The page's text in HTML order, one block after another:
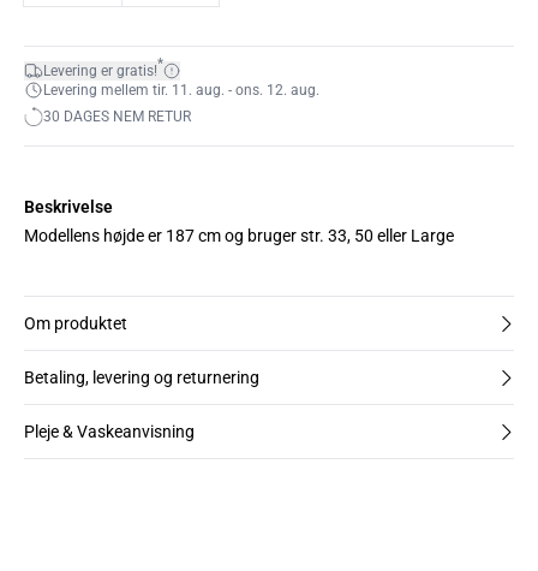
Levering er gratis!*
Levering mellem tir. 11. aug. - ons. 12. aug.
30 DAGES NEM RETUR
Beskrivelse
Modellens højde er 187 cm og bruger str. 33, 50 eller Large
Om produktet
Betaling, levering og returnering
Pleje & Vaskeanvisning